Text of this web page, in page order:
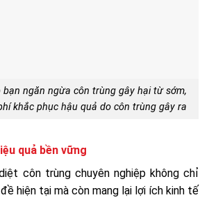
bạn ngăn ngừa côn trùng gây hại từ sớm,
khắc phục hậu quả do côn trùng gây ra
quả bền vững
côn trùng chuyên nghiệp không chỉ
hiện tại mà còn mang lại lợi ích kinh tế